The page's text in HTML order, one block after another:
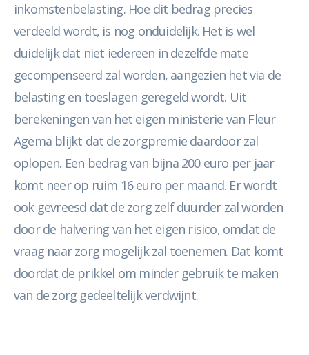
inkomstenbelasting. Hoe dit bedrag precies
verdeeld wordt, is nog onduidelijk. Het is wel
duidelijk dat niet iedereen in dezelfde mate
gecompenseerd zal worden, aangezien het via de
belasting en toeslagen geregeld wordt. Uit
berekeningen van het eigen ministerie van Fleur
Agema blijkt dat de zorgpremie daardoor zal
oplopen. Een bedrag van bijna 200 euro per jaar
komt neer op ruim 16 euro per maand. Er wordt
ook gevreesd dat de zorg zelf duurder zal worden
door de halvering van het eigen risico, omdat de
vraag naar zorg mogelijk zal toenemen. Dat komt
doordat de prikkel om minder gebruik te maken
van de zorg gedeeltelijk verdwijnt.